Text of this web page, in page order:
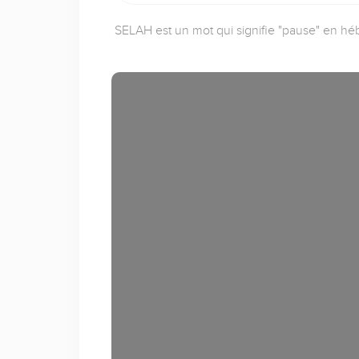
SELAH est un mot qui signifie "pause" en